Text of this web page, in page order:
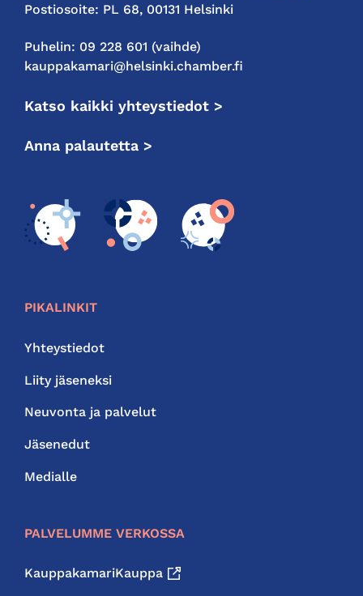
Postiosoite: PL 68, 00131 Helsinki
Puhelin: 09 228 601 (vaihde)
kauppakamari@helsinki.chamber.fi
Katso kaikki yhteystiedot >
Anna palautetta >
PIKALINKIT
Yhteystiedot
Liity jäseneksi
Neuvonta ja palvelut
Jäsenedut
Medialle
PALVELUMME VERKOSSA
KauppakamariKauppa